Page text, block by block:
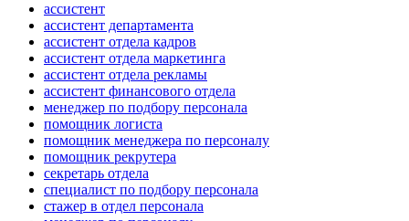
ассистент
ассистент департамента
ассистент отдела кадров
ассистент отдела маркетинга
ассистент отдела рекламы
ассистент финансового отдела
менеджер по подбору персонала
помощник логиста
помощник менеджера по персоналу
помощник рекрутера
секретарь отдела
специалист по подбору персонала
стажер в отдел персонала